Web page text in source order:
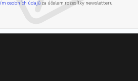
osobních údajůza účelem rozesílky newsletteru.